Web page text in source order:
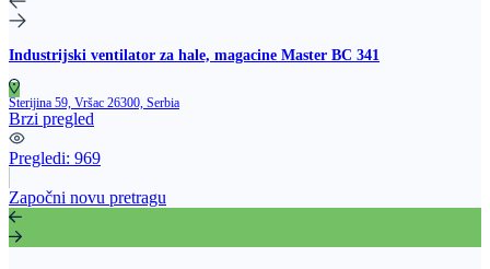
Industrijski ventilator za hale, magacine Master BC 341
Sterijina 59, Vršac 26300, Serbia
Brzi pregled
Pregledi: 969
Započni novu pretragu